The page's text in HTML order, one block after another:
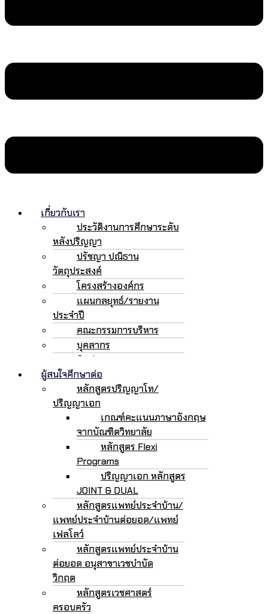
เกี่ยวกับเรา
ประวัติงานการศึกษาระดับ
หลังปริญญา
ปรัชญา ปณิธาน
วัตถุประสงค์
โครงสร้างองค์กร
แผนกลยุทธ์/รายงาน
ประจำปี
คณะกรรมการบริหาร
บุคลากร
ติดต่อเรา
ผู้สนใจศึกษาต่อ
หลักสูตรปริญญาโท/
ปริญญาเอก
เกณฑ์คะแนนภาษาอังกฤษ
จากบัณฑิตวิทยาลัย
หลักสูตร Flexi
Programs
ปริญญาเอก หลักสูตร
JOINT & DUAL
หลักสูตรแพทย์ประจำบ้าน/
แพทย์ประจำบ้านต่อยอด/แพทย์
เฟลโลว์
หลักสูตรแพทย์ประจำบ้าน
ต่อยอด อนุสาขาเวชบำบัด
วิกฤต
หลักสูตรเวชศาสตร์
ครอบครัว